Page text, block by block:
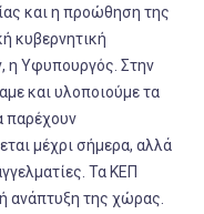
και η προώθηση της
κυβερνητική
η Υφυπουργός. Στην
και υλοποιούμε τα
παρέχουν
μέχρι σήμερα, αλλά
Τα ΚΕΠ
ανάπτυξη της χώρας.